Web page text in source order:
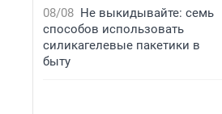
08/08 Не выкидывайте: семь
способов использовать
силикагелевые пакетики в
быту